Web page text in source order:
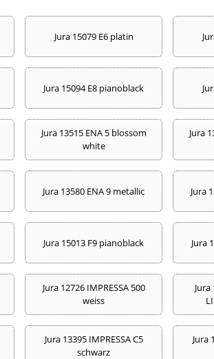
Jura 15079 E6 platin
Jura 15094 E8 pianoblack
Jura 13515 ENA 5 blossom
white
Jura
Jura 13580 ENA 9 metallic Jura
Jura 15013 F9 pianoblack Jura
Jura 12726 IMPRESSA 500
weiss
Jura
Jura 13395 IMPRESSA C5
schwarz
Jura